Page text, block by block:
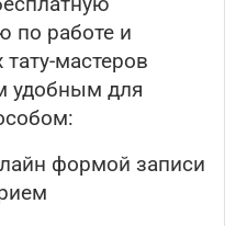
по работе и
мастеров
для
формой записи